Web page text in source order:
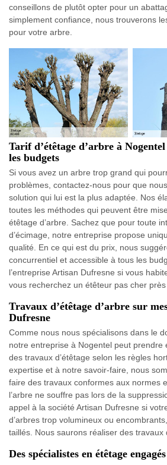
conseillons de plutôt opter pour un
simplement confiance, nous trouverons
pour votre arbre.
Tarif d’étêtage d’arbre à
les budgets
Si vous avez un arbre trop grand qui
problèmes, contactez-nous pour que
solution qui lui est la plus adaptée. Nos
toutes les méthodes qui peuvent être
étêtage d’arbre. Sachez que pour toute
d’écimage, notre entreprise propose
qualité. En ce qui est du prix, nous
concurrentiel et accessible à tous les
l’entreprise Artisan Dufresne si vous
vous recherchez un étêteur pas cher
Travaux d’étêtage d’arbre sur
Dufresne
Comme nous nous spécialisons dans le
notre entreprise à Nogentel peut prendre
des travaux d’étêtage selon les règles
expertise et à notre savoir-faire, nous
faire des travaux conformes aux normes
l’arbre ne souffre pas lors de la
appel à la société Artisan Dufresne si
d’arbres trop volumineux ou
taillés. Nous saurons réaliser des travaux
Des spécialistes en étêtage